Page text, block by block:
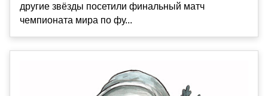
другие звёзды посетили финальный матч
чемпионата мира по фу...